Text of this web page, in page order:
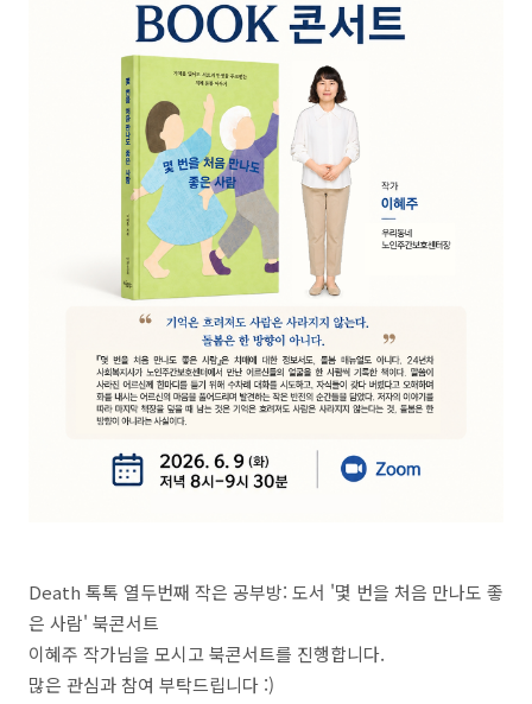
Death 톡톡 열두번째 작은 공부방: 도서 '몇 번을 처음 만나도 좋
은 사람' 북콘서트
이혜주 작가님을 모시고 북콘서트를 진행합니다.
많은 관심과 참여 부탁드립니다 :)